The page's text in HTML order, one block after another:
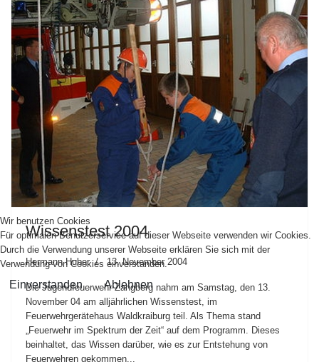
Wissenstest 2004
Hermann Huber 13. November 2004
Die Jugendfeuerwehr Zangberg nahm am Samstag, den 13.
November 04 am alljährlichen Wissenstest, im
Feuerwehrgerätehaus Waldkraiburg teil. Als Thema stand
„Feuerwehr im Spektrum der Zeit“ auf dem Programm. Dieses
beinhaltet, das Wissen darüber, wie es zur Entstehung von
Feuerwehren gekommen...
Wir benutzen Cookies
Für optimalen Benutzerservice auf dieser Webseite verwenden wir Cookies.
Durch die Verwendung unserer Webseite erklären Sie sich mit der
Verwendung von Cookies einverstanden.
Einverstanden Ablehnen